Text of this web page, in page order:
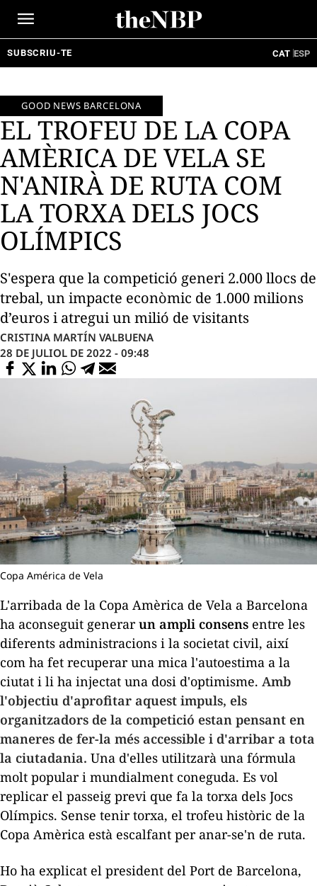
SUBSCRIU-TE CAT ESP
GOOD NEWS BARCELONA
EL TROFEU DE LA COPA
AMÈRICA DE VELA SE
N'ANIRÀ DE RUTA COM
LA TORXA DELS JOCS
OLÍMPICS
S'espera que la competició generi 2.000 llocs de
trebal, un impacte econòmic de 1.000 milions
d’euros i atregui un milió de visitants
CRISTINA MARTÍN VALBUENA
28 DE JULIOL DE 2022 - 09:48
Copa América de Vela
L'arribada de la Copa Amèrica de Vela a Barcelona
ha aconseguit generarun ampli consens entre les
diferents administracions i la societat civil, així
com ha fet recuperar una mica l'autoestima a la
ciutat i li ha injectat una dosi d'optimisme. Amb
l'objectiu d'aprofitar aquest impuls, els
organitzadors de la competició estan pensant en
maneres de fer-la més accessible i d'arribar a tota
la ciutadania. Una d'elles utilitzarà una fórmula
molt popular i mundialment coneguda. Es vol
replicar el passeig previ que fa la torxa dels Jocs
Olímpics. Sense tenir torxa, el trofeu històric de la
Copa Amèrica està escalfant per anar-se'n de ruta.
Ho ha explicat el president del Port de Barcelona,